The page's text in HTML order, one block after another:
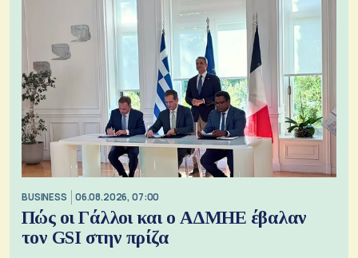
BUSINESS 06.08.2026, 07:00
Πώς οι Γάλλοι και ο ΑΔΜΗΕ έβαλαν
τον GSI στην πρίζα